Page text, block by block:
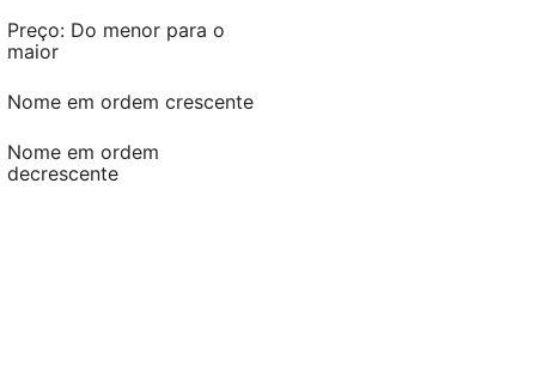
maior
decrescente
Preço: Do menor para o
maior
Nome em ordem crescente
Nome em ordem
decrescente